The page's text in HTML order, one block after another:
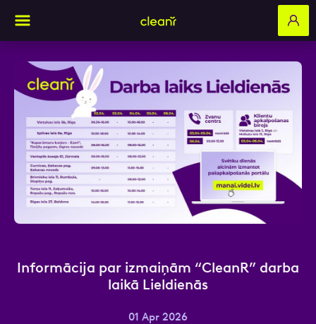
Informācija par izmaiņām “CleanR” darba
laikā Lieldienās
01 Apr 2026
Aizpildi pieteikuma formu un mēs ar tevi
sazināsimies
Vārds, Uzvārds